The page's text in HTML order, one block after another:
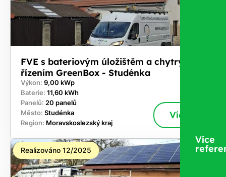
FVE s bateriovým úložištěm a chytrým
řízením GreenBox - Studénka
Výkon: 9,00 kWp
Baterie: 11,60 kWh
Panelů: 20 panelů
Město: Studénka
Region: Moravskoslezský kraj
Více
Realizováno 12/2025
Více